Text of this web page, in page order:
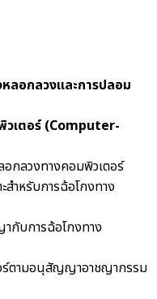
ลอกลวงและการปลอม
วเตอร์ (Computer-
อกลวงทางคอมพิวเตอร์
สำหรับการฉ้อโกงทาง
กับการฉ้อโกงทาง
ร์ตามอนุสัญญาอาชญากรรม